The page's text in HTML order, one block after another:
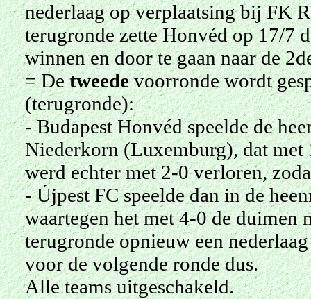
nederlaag op verplaatsing bij FK
terugronde zette Honvéd op 17/7
winnen en door te gaan naar de
= Detweedevoorronde wordt
(terugronde):
- Budapest Honvéd speelde de
Niederkorn (Luxemburg), dat met
werd echter met 2-0 verloren,
- Újpest FC speelde dan in de
waartegen het met 4-0 de duimen
terugronde opnieuw een
voor de volgende ronde dus.
Alle teams uitgeschakeld.